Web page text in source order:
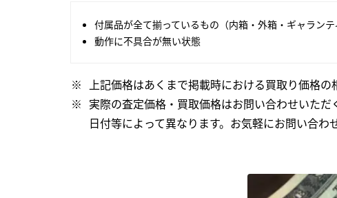
付属品が全て揃っているもの（内箱・外箱・ギャランテ
動作に不具合が無い状態
上記価格はあくまで掲載時における買取り価格
実際の査定価格・買取価格はお問い合わせいた
日付等によって異なります。お気軽にお問い合わ